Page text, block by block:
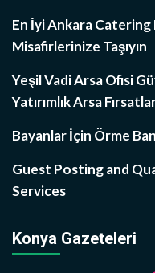
En İyi Ankara
Misafirlerinize Taşıyın
Yeşil Vadi Arsa Ofisi
Yatırımlık Arsa
Bayanlar İçin Örme
Guest Posting and
Services
Konya Gazeteleri